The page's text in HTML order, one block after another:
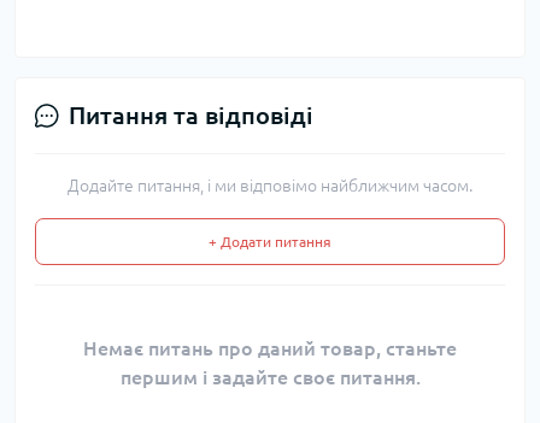
Питання та відповіді
Додайте питання, і ми відповімо найближчим часом.
+ Додати питання
Немає питань про даний товар, станьте
першим і задайте своє питання.